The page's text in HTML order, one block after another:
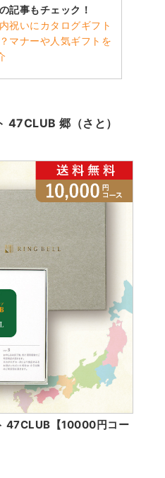
記事もチェック！
祝いにカタログギフト
マナーや人気ギフトを
47CLUB 郷（さと）
47CLUB【10000円コー